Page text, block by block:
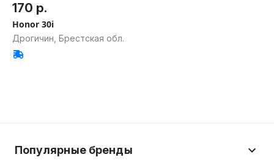
170 р.
Honor 30i
Дрогичин, Брестская обл.
Популярные бренды